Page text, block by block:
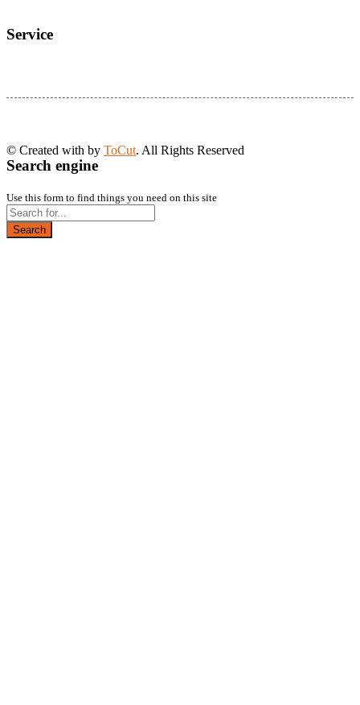
Service
© Created with by ToCut. All Rights Reserved
Search engine
Use this form to find things you need on this site
Search